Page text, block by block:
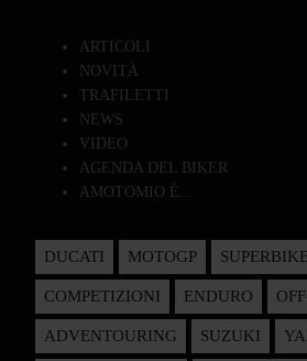
ARTICOLI
NOVITÀ
TRAFILETTI
NEWS
VIDEO
AGENDA DEL BIKER
AMOTOMIO È...
DUCATI MOTOGP SUPERBIKE
COMPETIZIONI ENDURO
ADVENTOURING SUZUKI